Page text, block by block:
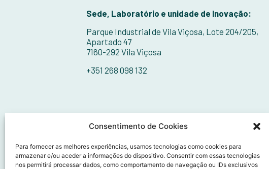
Consentimento de Cookies
Para fornecer as melhores experiências, usamos tecnologias como cookies para
armazenar e/ou aceder a informações do dispositivo. Consentir com essas tecnologias
nos permitirá processar dados, como comportamento de navegação ou IDs exclusivos
Sede, Laboratório e unidade de Inovação:
Parque Industrial de Vila Viçosa, Lote 204/205,
Apartado 47
7160-292 Vila Viçosa
+351 268 098 132